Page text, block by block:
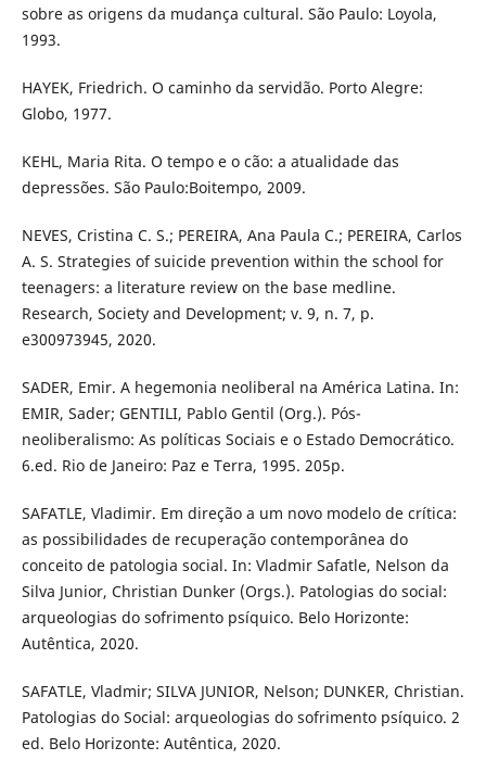
sobre as origens da mudança cultural. São Paulo: Loyola,
1993.
HAYEK, Friedrich. O caminho da servidão. Porto Alegre:
Globo, 1977.
KEHL, Maria Rita. O tempo e o cão: a atualidade das
depressões. São Paulo:Boitempo, 2009.
NEVES, Cristina C. S.; PEREIRA, Ana Paula C.; PEREIRA, Carlos
A. S. Strategies of suicide prevention within the school for
teenagers: a literature review on the base medline.
Research, Society and Development; v. 9, n. 7, p.
e300973945, 2020.
SADER, Emir. A hegemonia neoliberal na América Latina. In:
EMIR, Sader; GENTILI, Pablo Gentil (Org.). Pós-
neoliberalismo: As políticas Sociais e o Estado Democrático.
6.ed. Rio de Janeiro: Paz e Terra, 1995. 205p.
SAFATLE, Vladimir. Em direção a um novo modelo de crítica:
as possibilidades de recuperação contemporânea do
conceito de patologia social. In: Vladmir Safatle, Nelson da
Silva Junior, Christian Dunker (Orgs.). Patologias do social:
arqueologias do sofrimento psíquico. Belo Horizonte:
Autêntica, 2020.
SAFATLE, Vladmir; SILVA JUNIOR, Nelson; DUNKER, Christian.
Patologias do Social: arqueologias do sofrimento psíquico. 2
ed. Belo Horizonte: Autêntica, 2020.